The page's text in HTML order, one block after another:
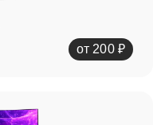
от 200 ₽